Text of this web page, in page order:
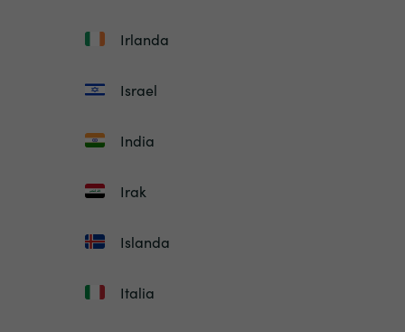
Irlanda
Israel
India
Irak
Islanda
Italia